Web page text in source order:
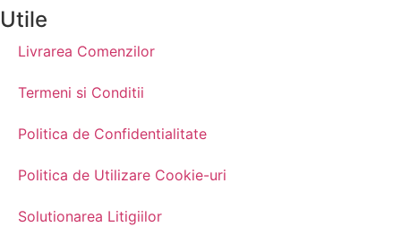
Utile
Livrarea Comenzilor
Termeni si Conditii
Politica de Confidentialitate
Politica de Utilizare Cookie-uri
Solutionarea Litigiilor